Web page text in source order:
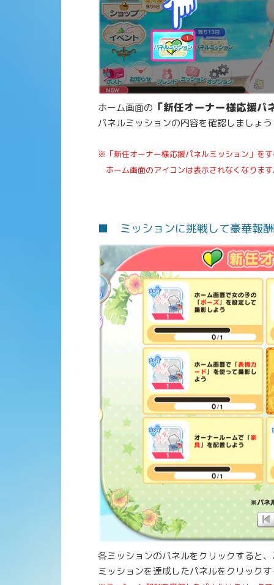
ホーム画面の 「新任オーナー様応援
パネルミッションの内容を確認しましょ
※「新任オーナー様応援パネルミッション」を
ホーム画面のアイコンは表示されなくなりま
■ ミッションに挑戦して豪華報
各ミッションのパネルをクリックすると、
ミッションを達成したパネルをクリック